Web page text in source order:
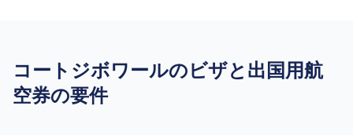
コートジボワールのビザと出国用航
空券の要件